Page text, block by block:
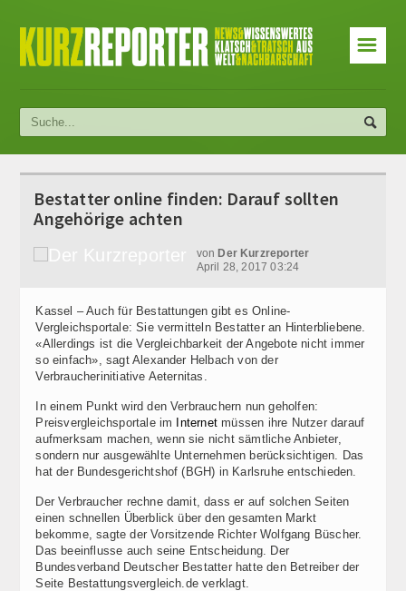
☰
Bestatter online finden: Darauf sollten
Angehörige achten
von Der Kurzreporter
April 28, 2017 03:24
Kassel – Auch für Bestattungen gibt es Online-
Vergleichsportale: Sie vermitteln Bestatter an Hinterbliebene.
«Allerdings ist die Vergleichbarkeit der Angebote nicht immer
so einfach», sagt Alexander Helbach von der
Verbraucherinitiative Aeternitas.
In einem Punkt wird den Verbrauchern nun geholfen:
Preisvergleichsportale im
Internet müssen ihre Nutzer darauf
aufmerksam machen, wenn sie nicht sämtliche Anbieter,
sondern nur ausgewählte Unternehmen berücksichtigen. Das
hat der Bundesgerichtshof (BGH) in Karlsruhe entschieden.
Der Verbraucher rechne damit, dass er auf solchen Seiten
einen schnellen Überblick über den gesamten Markt
bekomme, sagte der Vorsitzende Richter Wolfgang Büscher.
Das beeinflusse auch seine Entscheidung. Der
Bundesverband Deutscher Bestatter hatte den Betreiber der
Seite Bestattungsvergleich.de verklagt.